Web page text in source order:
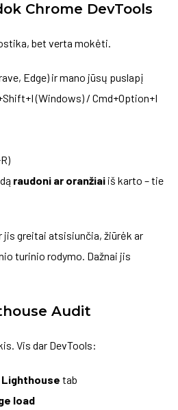
Chrome DevTools
bet verta mokėti.
Edge) ir mano jūsų puslapį
(Windows) / Cmd+Option+I
raudoni ar oranžiai iš karto – tie
jis greitai atsisiunčia, žiūrėk ar
turinio rodymo. Dažnai jis
Audit
Vis dar DevTools:
Lighthouse tab
load